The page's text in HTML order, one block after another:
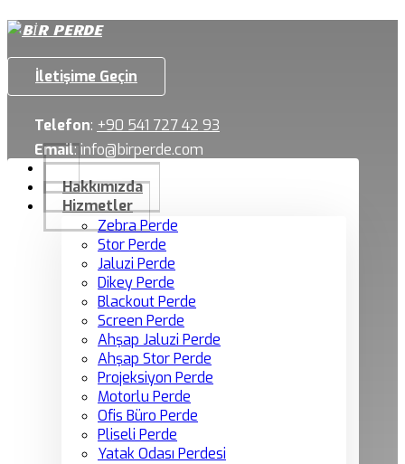
İletişime Geçin
Telefon: +90 541 727 42 93
Email:info@birperde.com
Hakkımızda
Hizmetler
Zebra Perde
Stor Perde
Jaluzi Perde
Dikey Perde
Blackout Perde
Screen Perde
Ahşap Jaluzi Perde
Ahşap Stor Perde
Projeksiyon Perde
Motorlu Perde
Ofis Büro Perde
Pliseli Perde
Yatak Odası Perdesi